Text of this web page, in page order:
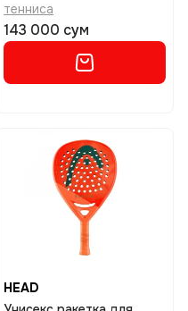
тенниса
143 000 сум
HEAD